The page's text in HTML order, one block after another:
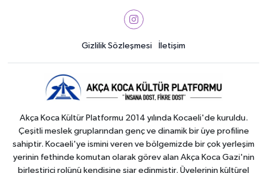
Gizlilik Sözleşmesi İletişim
Akça Koca Kültür Platformu 2014 yılında Kocaeli'de kuruldu.
Çeşitli meslek gruplarından genç ve dinamik bir üye profiline
sahiptir. Kocaeli'ye ismini veren ve bölgemizde bir çok yerleşim
yerinin fethinde komutan olarak görev alan Akça Koca Gazi'nin
birleştirici rolünü kendisine şiar edinmiştir. Üyelerinin kültürel